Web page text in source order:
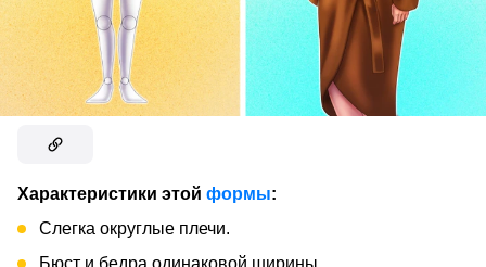
Характеристики этой формы:
Слегка округлые плечи.
Бюст и бедра одинаковой ширины.